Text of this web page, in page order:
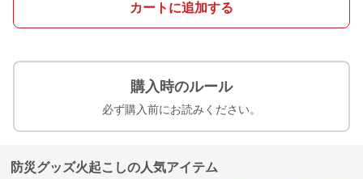
カートに追加する
購入時のルール
必ず購入前にお読みください。
防災グッズ火起こしの人気アイテム